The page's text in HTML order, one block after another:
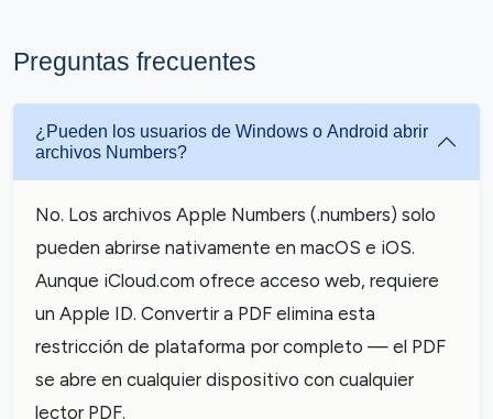
Preguntas frecuentes
¿Pueden los usuarios de Windows o Android abrir
archivos Numbers?
No. Los archivos Apple Numbers (.numbers) solo
pueden abrirse nativamente en macOS e iOS.
Aunque iCloud.com ofrece acceso web, requiere
un Apple ID. Convertir a PDF elimina esta
restricción de plataforma por completo — el PDF
se abre en cualquier dispositivo con cualquier
lector PDF.